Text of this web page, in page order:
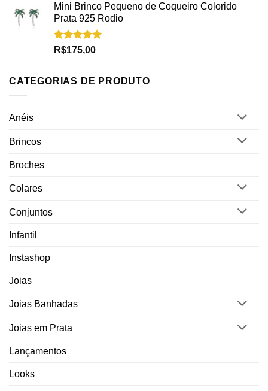
Mini Brinco Pequeno de Coqueiro Colorido
Prata 925 Rodio
Avaliação
R$175,00
CATEGORIAS DE PRODUTO
Anéis
Brincos
Broches
Colares
Conjuntos
Infantil
Instashop
Joias
Joias Banhadas
Joias em Prata
Lançamentos
Looks